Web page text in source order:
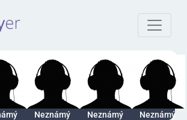
Neznámý Neznámý Neznámý